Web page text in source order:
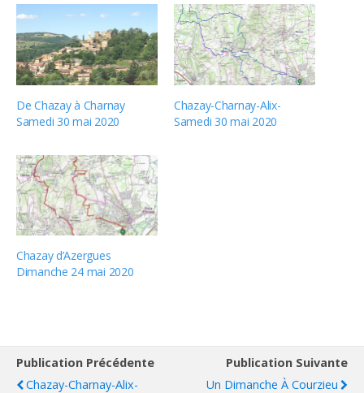
De Chazay à Charnay
Samedi 30 mai 2020
Chazay-Charnay-Alix-
Samedi 30 mai 2020
Chazay d’Azergues
Dimanche 24 mai 2020
Publication Précédente
Chazay-Charnay-Alix-
Publication Suivante
Un Dimanche À Courzieu